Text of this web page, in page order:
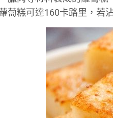
蔔糕可達160卡路里，若